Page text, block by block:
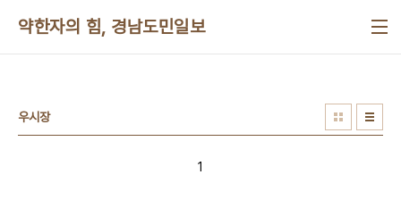
약한자의 힘, 경남도민일보
우시장
1